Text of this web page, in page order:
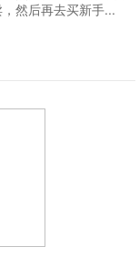
然后再去买新手...